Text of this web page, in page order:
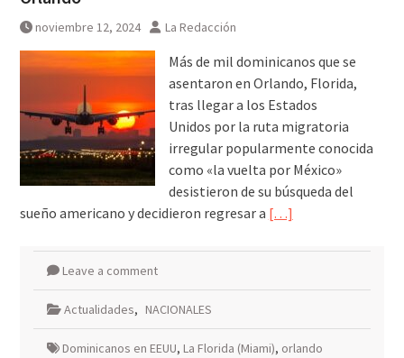
noviembre 12, 2024 La Redacción
Más de mil dominicanos que se
asentaron en Orlando, Florida,
tras llegar a los Estados
Unidos por la ruta migratoria
irregular popularmente conocida
como «la vuelta por México»
desistieron de su búsqueda del
sueño americano y decidieron regresar a […]
Leave a comment
Actualidades, NACIONALES
Dominicanos en EEUU, La Florida (Miami), orlando